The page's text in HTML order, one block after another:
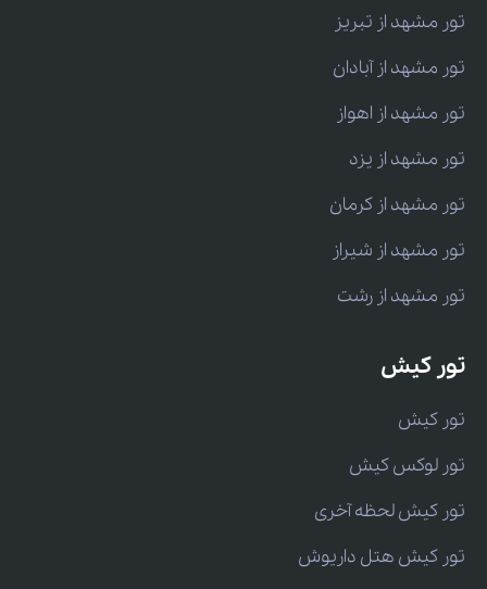
تور مشهد از تبریز
تور مشهد از آبادان
تور مشهد از اهواز
تور مشهد از یزد
تور مشهد از کرمان
تور مشهد از شیراز
تور مشهد از رشت
تور کیش
تور کیش
تور لوکس کیش
تور کیش لحظه آخری
تور کیش هتل داریوش